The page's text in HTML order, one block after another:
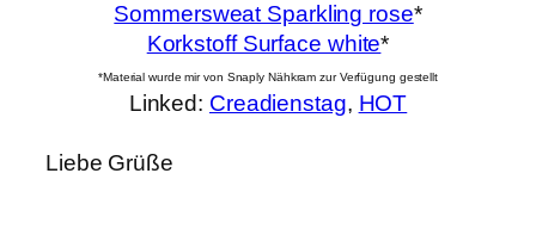
Sommersweat Sparkling rose*
Korkstoff Surface white*
*Material wurde mir von Snaply Nähkram zur Verfügung gestellt
Linked: Creadienstag, HOT
Liebe Grüße